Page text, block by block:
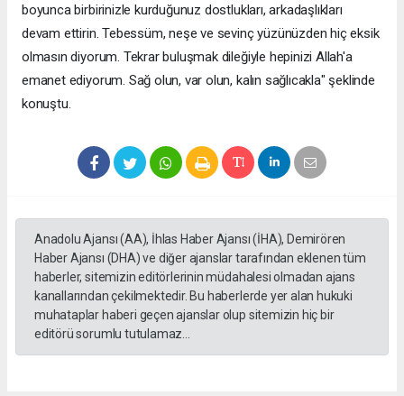
boyunca birbirinizle kurduğunuz dostlukları, arkadaşlıkları
devam ettirin. Tebessüm, neşe ve sevinç yüzünüzden hiç eksik
olmasın diyorum. Tekrar buluşmak dileğiyle hepinizi Allah'a
emanet ediyorum. Sağ olun, var olun, kalın sağlıcakla" şeklinde
konuştu.
Anadolu Ajansı (AA), İhlas Haber Ajansı (İHA), Demirören
Haber Ajansı (DHA) ve diğer ajanslar tarafından eklenen tüm
haberler, sitemizin editörlerinin müdahalesi olmadan ajans
kanallarından çekilmektedir. Bu haberlerde yer alan hukuki
muhataplar haberi geçen ajanslar olup sitemizin hiç bir
editörü sorumlu tutulamaz...